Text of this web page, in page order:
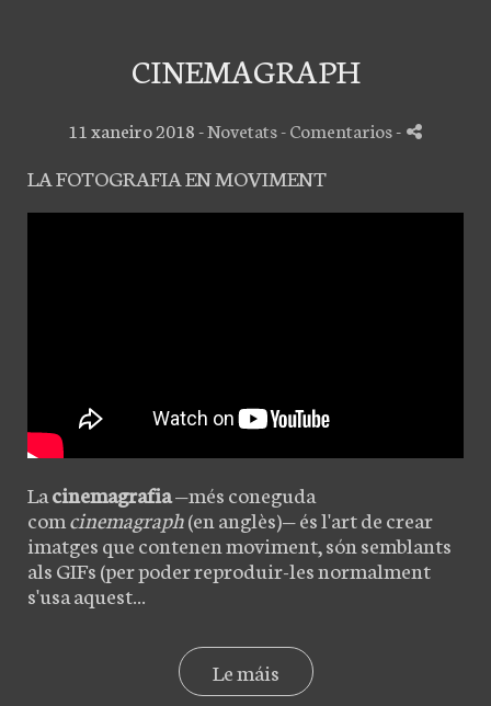
CINEMAGRAPH
11 xaneiro 2018 -Novetats- Comentarios-
LA FOTOGRAFIA EN MOVIMENT
Lacinemagrafia—més coneguda
comcinemagraph(en anglès)— és l'art de crear
imatges que contenen moviment, són semblants
als GIFs (per poder reproduir-les normalment
s'usa aquest...
Le máis